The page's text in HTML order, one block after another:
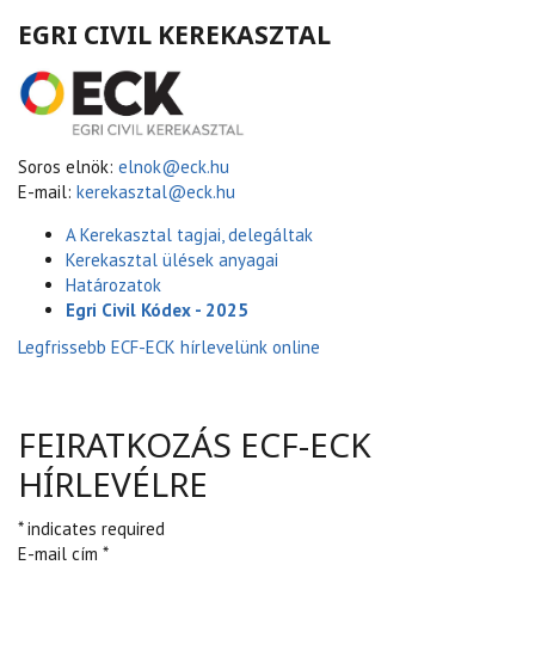
EGRI CIVIL KEREKASZTAL
Soros elnök: elnok@eck.hu
E-mail: kerekasztal@eck.hu
A Kerekasztal tagjai, delegáltak
Kerekasztal ülések anyagai
Határozatok
Egri Civil Kódex - 2025
Legfrissebb ECF-ECK hírlevelünk online
FEIRATKOZÁS ECF-ECK
HÍRLEVÉLRE
* indicates required
E-mail cím *